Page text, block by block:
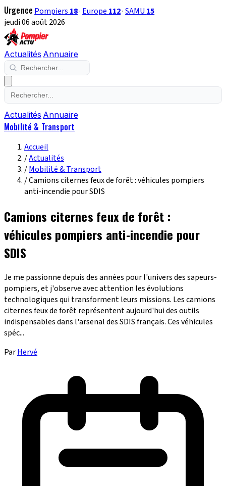
Urgence Pompiers 18· Europe 112·SAMU 15
jeudi 06 août 2026
Actualités Annuaire
Actualités Annuaire
Mobilité & Transport
Accueil
/Actualités
/Mobilité & Transport
/Camions citernes feux de forêt : véhicules pompiers
anti-incendie pour SDIS
Camions citernes feux de forêt :
véhicules pompiers anti-incendie pour
SDIS
Je me passionne depuis des années pour l'univers des sapeurs-
pompiers, et j'observe avec attention les évolutions
technologiques qui transforment leurs missions. Les camions
citernes feux de forêt représentent aujourd'hui des outils
indispensables dans l'arsenal des SDIS français. Ces véhicules
spéc...
ParHervé